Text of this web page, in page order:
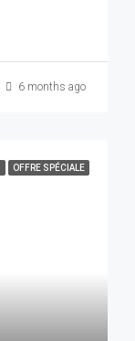
6 months ago
OFFRE SPÉCIALE